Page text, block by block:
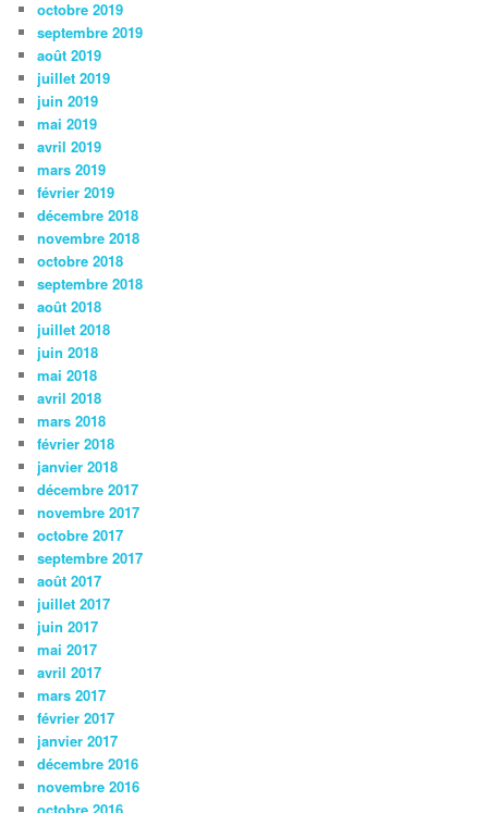
octobre 2019
septembre 2019
août 2019
juillet 2019
juin 2019
mai 2019
avril 2019
mars 2019
février 2019
décembre 2018
novembre 2018
octobre 2018
septembre 2018
août 2018
juillet 2018
juin 2018
mai 2018
avril 2018
mars 2018
février 2018
janvier 2018
décembre 2017
novembre 2017
octobre 2017
septembre 2017
août 2017
juillet 2017
juin 2017
mai 2017
avril 2017
mars 2017
février 2017
janvier 2017
décembre 2016
novembre 2016